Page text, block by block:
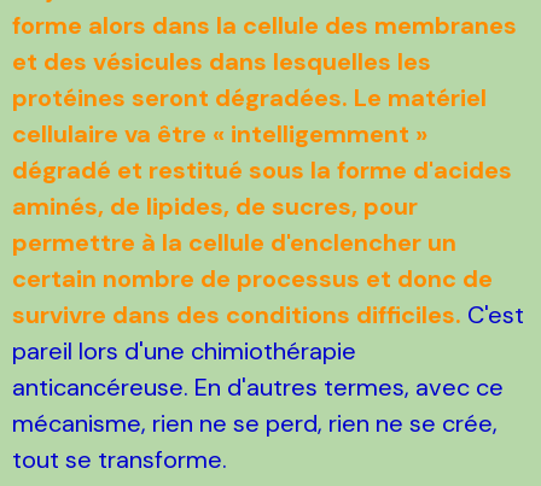
forme alors dans la cellule des membranes
et des vésicules dans lesquelles les
protéines seront dégradées. Le matériel
cellulaire va être « intelligemment »
dégradé et restitué sous la forme d'acides
aminés, de lipides, de sucres, pour
permettre à la cellule d'enclencher un
certain nombre de processus et donc de
survivre dans des conditions difficiles. C'est
pareil lors d'une chimiothérapie
anticancéreuse. En d'autres termes, avec ce
mécanisme, rien ne se perd, rien ne se crée,
tout se transforme.